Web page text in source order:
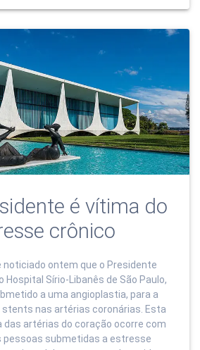
é vítima do
crônico
noticiado ontem que o Presidente
Hospital Sírio-Libanês de São Paulo,
a uma angioplastia, para a
nas artérias coronárias. Esta
das artérias do coração ocorre com
pessoas submetidas a estresse